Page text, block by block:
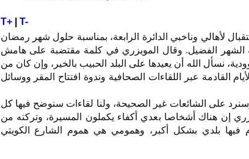
T+| T-
لأهالي وناخبي الدائرة الرابعة، بمناسبة حلول شهر رمضان
الشهر الفضيل. وقال المويزري في كلمة مقتضبة على هامش
نسأل الله أن يعيدها على البلد الحبيب بالخير، وإن كان من
القادمة عبر اللقاءات الصحافية وندوة افتتاح المقر ووسائل
على الشائعات غير الصحيحة، ولنا لقاءات سنوضح فيها كل
إن هناك أشخاصا بعدي أكفاء يكملون المسيرة، وتركته من
بلدي بشكل أكبر، وهمومي هي هموم الشارع الكويتي